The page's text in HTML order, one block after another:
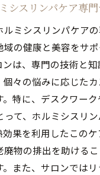
シスリンパケア専
ルミシスリンパケア
域の健康と美容をサ
ンは、専門の技術と
個々の悩みに応じた
。特に、デスクワー
って、ホルミシスリ
果を利用したこの
物の排出を助ける
また、サロンでは